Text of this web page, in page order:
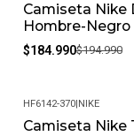
-5%
Camiseta Nike
Hombre-Negro
$184.990$194.990
-25%
HF6142-370|NIKE
Camiseta Nike